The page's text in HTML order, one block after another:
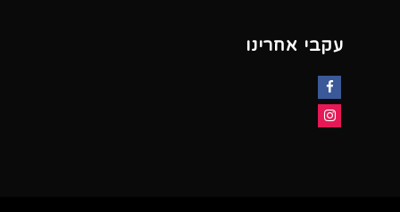
עקבי אחרינו
Facebook